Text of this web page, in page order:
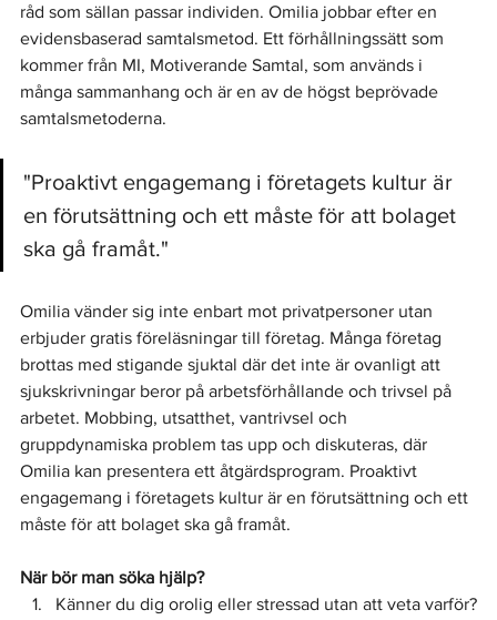
råd som sällan passar individen. Omilia jobbar efter en
evidensbaserad samtalsmetod. Ett förhållningssätt som
kommer från MI, Motiverande Samtal, som används i
många sammanhang och är en av de högst beprövade
samtalsmetoderna.
"Proaktivt engagemang i företagets kultur är
en förutsättning och ett måste för att bolaget
ska gå framåt."
Omilia vänder sig inte enbart mot privatpersoner utan
erbjuder gratis föreläsningar till företag. Många företag
brottas med stigande sjuktal där det inte är ovanligt att
sjukskrivningar beror på arbetsförhållande och trivsel på
arbetet. Mobbing, utsatthet, vantrivsel och
gruppdynamiska problem tas upp och diskuteras, där
Omilia kan presentera ett åtgärdsprogram. Proaktivt
engagemang i företagets kultur är en förutsättning och ett
måste för att bolaget ska gå framåt.
När bör man söka hjälp?
Känner du dig orolig eller stressad utan att veta varför?